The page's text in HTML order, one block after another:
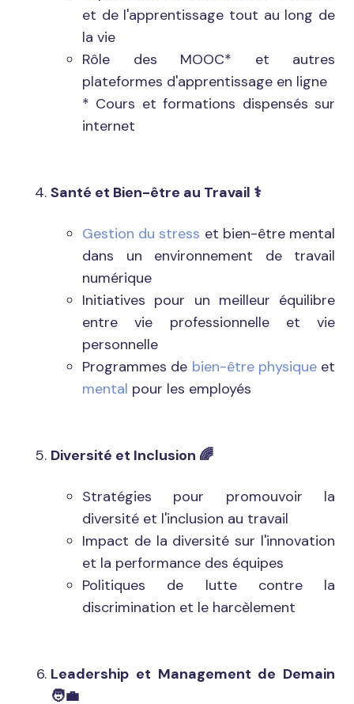
et de l'apprentissage tout au long de
la vie
Rôle des MOOC* et autres
plateformes d'apprentissage en ligne
* Cours et formations dispensés sur
internet
Santé et Bien-être au Travail ⚕️
Gestion du stress et bien-être mental
dans un environnement de travail
numérique
Initiatives pour un meilleur équilibre
entre vie professionnelle et vie
personnelle
Programmes de bien-être physiqueet
mental pour les employés
Diversité et Inclusion 🌈
Stratégies pour promouvoir la
diversité et l'inclusion au travail
Impact de la diversité sur l'innovation
et la performance des équipes
Politiques de lutte contre la
discrimination et le harcèlement
Leadership et Management de Demain
🧑‍💼